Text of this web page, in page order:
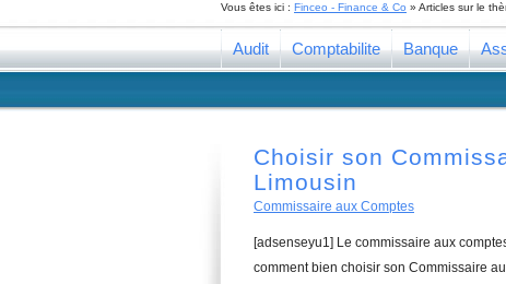
Vous êtes ici : Finceo - Finance & Co » Articles sur le
Audit Comptabilite Banque
Choisir son
Limousin
Commissaire aux Comptes
[adsenseyu1] Le commissaire aux
comment bien choisir son Commissaire